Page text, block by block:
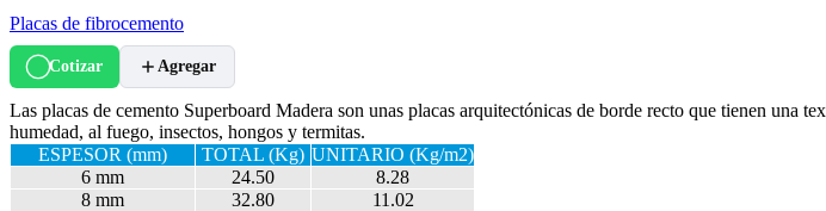
Placas de fibrocemento
Cotizar Agregar
Las placas de cemento Superboard Madera son unas placas arquitectónicas de borde recto que tienen una
humedad, al fuego, insectos, hongos y termitas.
ESPESOR (mm)
TOTAL (Kg) UNITARIO (Kg/m2)
6 mm
24.50
8.28
8 mm
32.80 11.02